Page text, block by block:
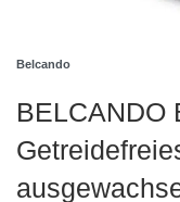
Belcando
BELCANDO